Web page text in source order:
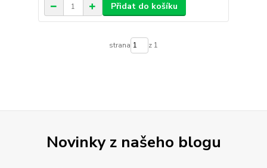
Přidat do košíku
strana z 1
Novinky z našeho blogu